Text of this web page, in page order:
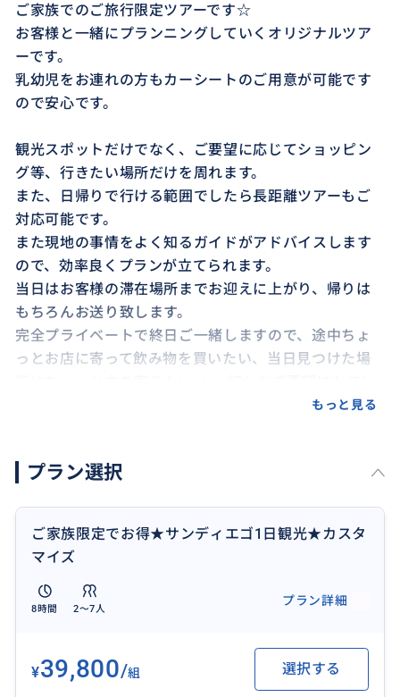
ご家族でのご旅行限定ツアーです☆
お客様と一緒にプランニングしていくオリジナルツア
ーです。
乳幼児をお連れの方もカーシートのご用意が可能です
ので安心です。
観光スポットだけでなく、ご要望に応じてショッピン
グ等、行きたい場所だけを周れます。
また、日帰りで行ける範囲でしたら長距離ツアーもご
対応可能です。
また現地の事情をよく知るガイドがアドバイスします
ので、効率良くプランが立てられます。
当日はお客様の滞在場所までお迎えに上がり、帰りは
もちろんお送り致します。
完全プライベートで終日ご一緒しますので、途中ちょ
っとお店に寄って飲み物を買いたい、当日見つけた場
もっと見る
プラン選択
ご家族限定でお得★サンディエゴ1日観光★カスタ
マイズ
8時間 2〜7人
プラン詳細
¥39,800/組 選択する